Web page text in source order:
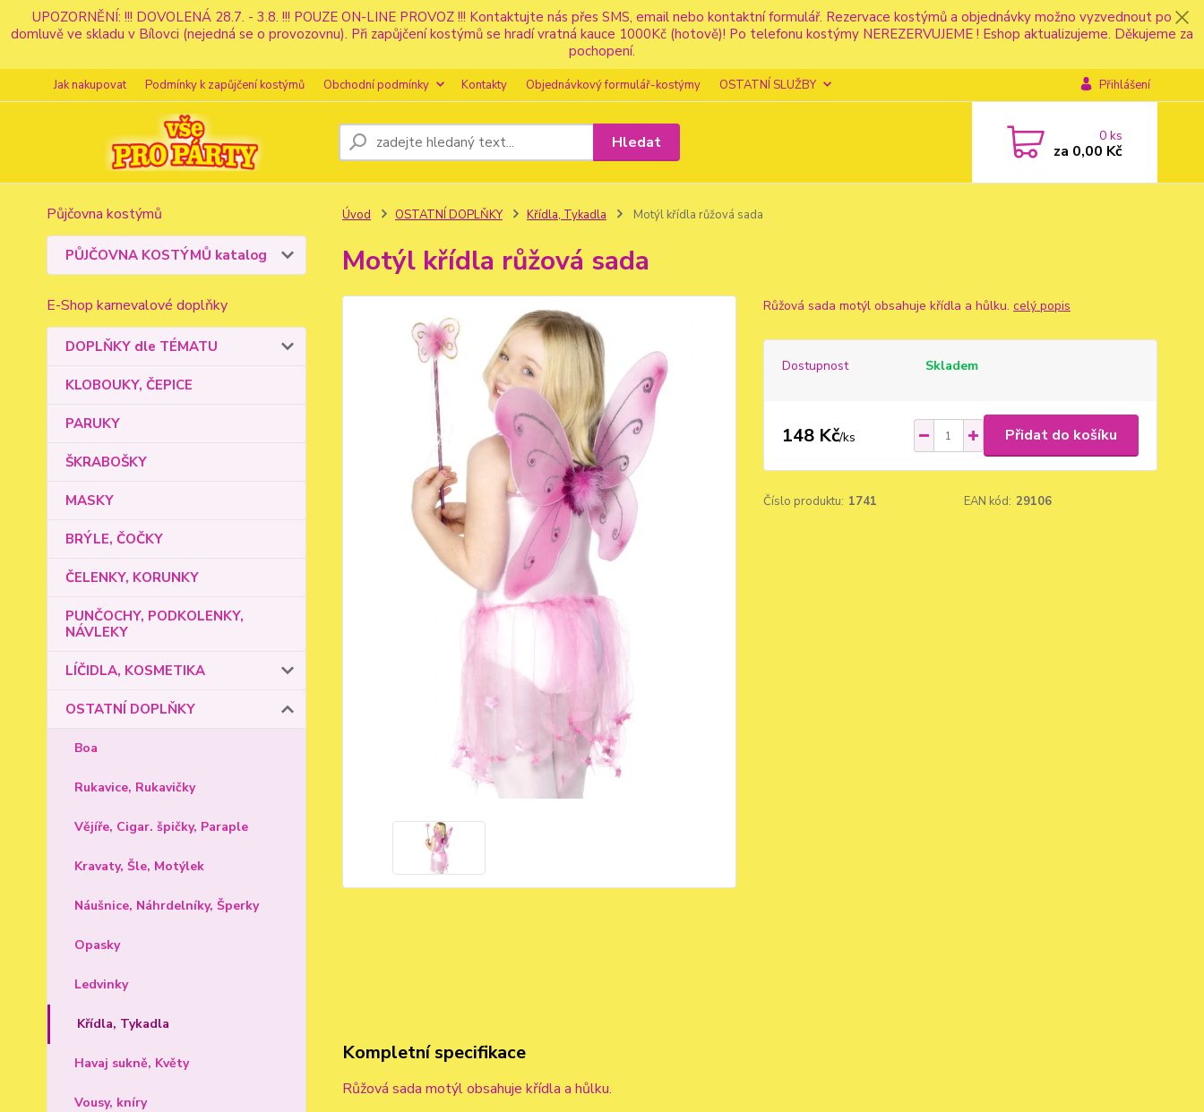
UPOZORNĚNÍ: !!! DOVOLENÁ 28.7. - 3.8. !!! POUZE ON-LINE PROVOZ !!! Kontaktujte nás přes SMS, email nebo kontaktní formulář. Rezervace kostýmů a objednávky možno vyzvednout po
domluvě ve skladu v Bílovci (nejedná se o provozovnu). Při zapůjčení kostýmů se hradí vratná kauce 1000Kč (hotově)! Po telefonu kostýmy NEREZERVUJEME ! Eshop aktualizujeme. Děkujeme za
pochopení.
Jak nakupovat Podmínky k zapůjčení kostýmů Obchodní podmínky Kontakty Objednávkový formulář-kostýmy OSTATNÍ SLUŽBY Přihlášení
Hledat 0ks
za 0,00 Kč
Půjčovna kostýmů
PŮJČOVNA KOSTÝMŮ katalog
E-Shop karnevalové doplňky
DOPLŇKY dle TÉMATU
KLOBOUKY, ČEPICE
PARUKY
ŠKRABOŠKY
MASKY
BRÝLE, ČOČKY
ČELENKY, KORUNKY
PUNČOCHY, PODKOLENKY,
NÁVLEKY
LÍČIDLA, KOSMETIKA
OSTATNÍ DOPLŇKY
Boa
Rukavice, Rukavičky
Vějíře, Cigar. špičky, Paraple
Kravaty, Šle, Motýlek
Náušnice, Náhrdelníky, Šperky
Opasky
Ledvinky
Křídla, Tykadla
Havaj sukně, Květy
Vousy, kníry
Úvod OSTATNÍ DOPLŇKY Křídla, Tykadla Motýl křídla růžová sada
Motýl křídla růžová sada
Růžová sada motýl obsahuje křídla a hůlku. celý popis
Dostupnost Skladem
148 Kč/ks Přidat do košíku
Číslo produktu: 1741 EAN kód: 29106
Kompletní specifikace
Růžová sada motýl obsahuje křídla a hůlku.